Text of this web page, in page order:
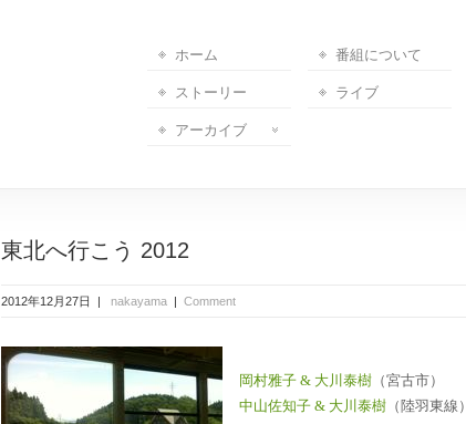
ホーム 番組について
ストーリー ライブ
アーカイブ
東北へ行こう 2012
2012年12月27日 | nakayama | Comment
岡村雅子 & 大川泰樹 （宮古市）
中山佐知子 & 大川泰樹 （陸羽東線）